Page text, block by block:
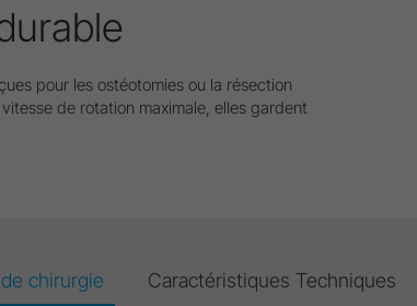
pour les ostéotomies ou la résection
de rotation maximale, elles gardent
chirurgie Caractéristiques Techniques